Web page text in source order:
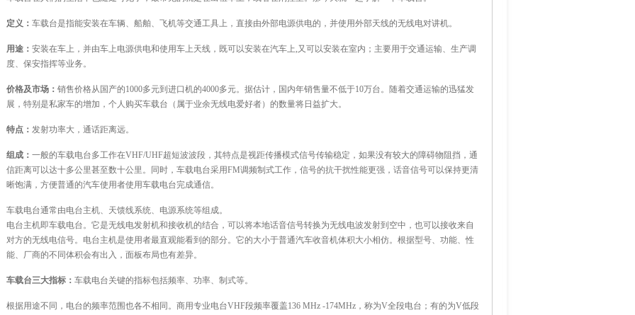
定义： 车载台是指能安装在车辆、船舶、飞机等交通工具上，直接由外部电源供电的，并使用外部天线的无线电对讲机。
用途： 安装在车上，并由车上电源供电和使用车上天线，既可以安装在汽车上,又可以安装在室内；主要用于交通运输、生产调
度、保安指挥等业务。
价格及市场： 销售价格从国产的1000多元到进口机的4000多元。据估计，国内年销售量不低于10万台。随着交通运输的迅猛发
展，特别是私家车的增加，个人购买车载台（属于业余无线电爱好者）的数量将日益扩大。
特点： 发射功率大，通话距离远。
组成： 一般的车载电台多工作在VHF/UHF超短波波段，其特点是视距传播模式信号传输稳定，如果没有较大的障碍物阻挡，通
信距离可以达十多公里甚至数十公里。同时，车载电台采用FM调频制式工作，信号的抗干扰性能更强，话音信号可以保持更清
晰饱满，方便普通的汽车使用者使用车载电台完成通信。
车载电台通常由电台主机、天馈线系统、电源系统等组成。
电台主机即车载电台。它是无线电发射机和接收机的结合，可以将本地话音信号转换为无线电波发射到空中，也可以接收来自
对方的无线电信号。电台主机是使用者最直观能看到的部分。它的大小于普通汽车收音机体积大小相仿。根据型号、功能、性
能、厂商的不同体积会有出入，面板布局也有差异。
车载台三大指标： 车载电台关键的指标包括频率、功率、制式等。
根据用途不同，电台的频率范围也各不相同。商用专业电台VHF段频率覆盖136 MHz -174MHz，称为V全段电台；有的为V低段